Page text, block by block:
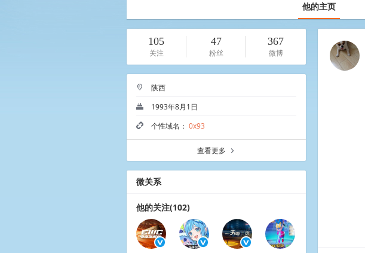
他的主页
105
关注
47
粉丝
367
微博
2 陕西
ö 1993年8月1日
5 个性域名： 0x93
查看更多 a
微关系
他的关注(102)